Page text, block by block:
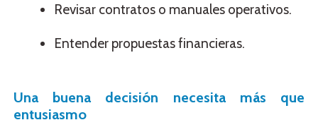
Revisar contratos o manuales operativos.
Entender propuestas financieras.
Una buena decisión necesita más que
entusiasmo